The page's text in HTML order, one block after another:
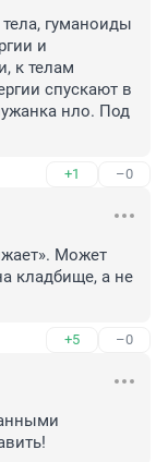
гуманоиды
и
к телам
спускают в
нло. Под
+1 –0
Может
кладбище, а не
+5 –0